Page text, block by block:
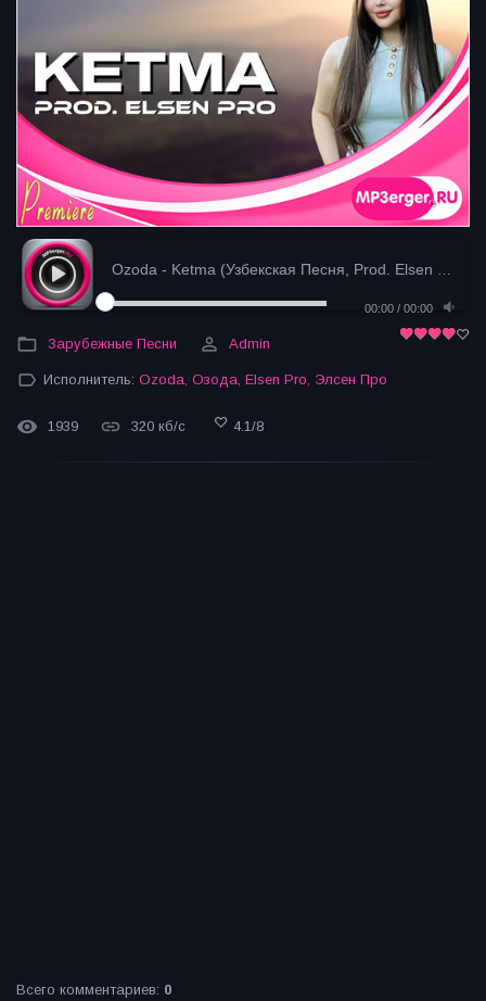
00:00 / 00:00
Зарубежные Песни Admin
Исполнитель: Ozoda Озода Elsen Pro Элсен Про
1939 320 кб/с 4.1 /8
Всего комментариев: 0